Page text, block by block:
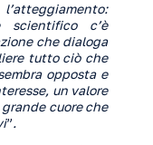
scientifico c’è
che dialoga
tutto ciò che
opposta e
un valore
cuore che
”.